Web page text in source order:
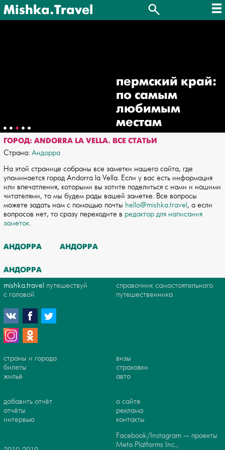
Mishka.Travel
пермский край:
по самым
любимым
местам
ГОРОД: ANDORRA LA VELLA. ВСЕ СТАТЬИ
Страна: Андорра
На этой странице собраны все заметки нашего сайта, где
упоминается город Andorra la Vella. Если у вас есть информация
или впечатления, которыми вы хотите поделиться с нами и нашими
читателями, то мы будем рады вашей заметке. Все вопросы
можете задать нам с помощью почты hello@mishka.travel, а если
вопросов нет, то сразу переходите в редактор для написания
заметок.
АНДОРРА АНДОРРА
АНДОРРА
mishka.travel путешествуй
с головой
справочник самостоятельного
путешественника
страны и города
билеты
жильё
визы
страховки
авто
добавить отчёт
отчёты
интервью
о сайте
реклама
контакты
Facebook/Instagram — проекты
Meta Platforms Inc.,